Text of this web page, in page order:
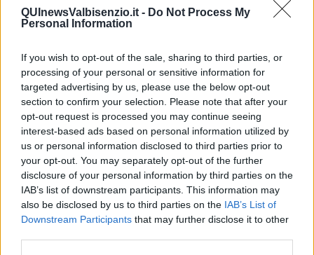
QUInewsValbisenzio.it - Do Not Process My
Personal Information
If you wish to opt-out of the sale, sharing to third parties, or
processing of your personal or sensitive information for
targeted advertising by us, please use the below opt-out
section to confirm your selection. Please note that after your
opt-out request is processed you may continue seeing
interest-based ads based on personal information utilized by
us or personal information disclosed to third parties prior to
your opt-out. You may separately opt-out of the further
disclosure of your personal information by third parties on the
IAB’s list of downstream participants. This information may
also be disclosed by us to third parties on the IAB’s List of
Downstream Participants that may further disclose it to other
modalità di tradizione islamica chiamata hawala, nota in Cina con
la variantechop-shope che prevede intermediari i quali
"Trattasi di meccanismo che consente di trasferire virtualmente il
denaro, senza trasportare la somma dal mittente al destinatario, da
un paese all'altro", spiegano gli investigatori.
La rete dei collaboratori è risultata vasta e in grado di far da
cerniera fra criminalità italiana e straniera, con una
movimentazione connessa al narcotraffico e ai reati fiscali stimata
80-100 milioni di euro annui, per tre annidi esercizio
criminale.
Non solo droga
Oltre alle partite di droga, la banca illegale assicurava servizi anche